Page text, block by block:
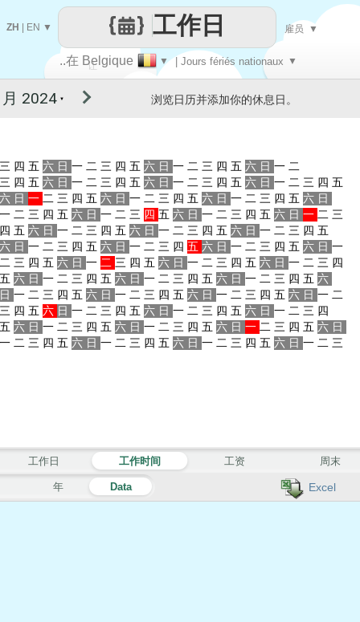
让
..在 Belgique ▼ | Jours fériés nationaux ▼
工作日
ZH EN ▼ 雇员 ▼
Excel
▼ 浏览日历并添加你的休息日。
三 四 五 六 日 一 二 三 四 五 六 日 一 二 三 四 五 六 日 一 二
三 四 五 六 日 一 二 三 四 五 六 日 一 二 三 四 五 六 日 一 二 三 四 五
六 日 一 二 三 四 五 六 日 一 二 三 四 五 六 日 一 二 三 四 五 六 日
一 二 三 四 五 六 日 一 二 三 四 五 六 日 一 二 三 四 五 六 日 一 二 三
四 五 六 日 一 二 三 四 五 六 日 一 二 三 四 五 六 日 一 二 三 四 五
六 日 一 二 三 四 五 六 日 一 二 三 四 五 六 日 一 二 三 四 五 六 日 一
二 三 四 五 六 日 一 二 三 四 五 六 日 一 二 三 四 五 六 日 一 二 三 四
五 六 日 一 二 三 四 五 六 日 一 二 三 四 五 六 日 一 二 三 四 五 六
日 一 二 三 四 五 六 日 一 二 三 四 五 六 日 一 二 三 四 五 六 日 一 二
三 四 五 六 日 一 二 三 四 五 六 日 一 二 三 四 五 六 日 一 二 三 四
五 六 日 一 二 三 四 五 六 日 一 二 三 四 五 六 日 一 二 三 四 五 六 日
一 二 三 四 五 六 日 一 二 三 四 五 六 日 一 二 三 四 五 六 日 一 二 三
年 Data
工作日 工作时间 工资 周末